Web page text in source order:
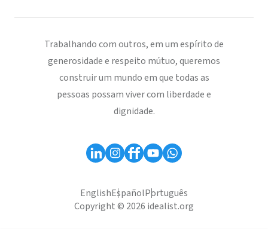
Trabalhando com outros, em um espírito de
generosidade e respeito mútuo, queremos
construir um mundo em que todas as
pessoas possam viver com liberdade e
dignidade.
EnglishEspañolPortuguês
Copyright © 2026 idealist.org